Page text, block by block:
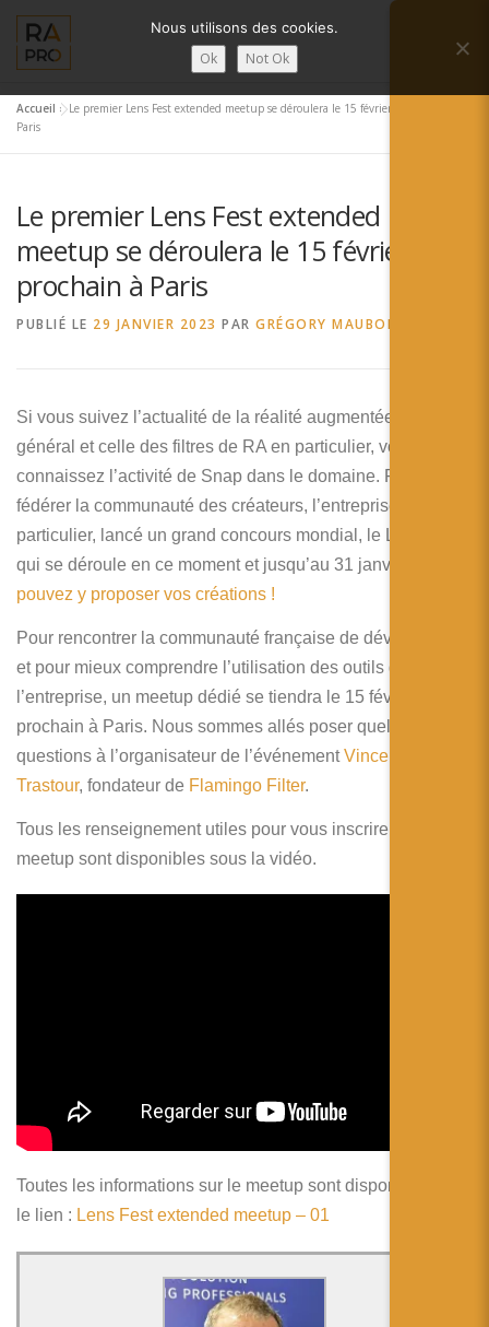
contenu
Menu
LA RÉALITÉ AUGMENTÉE ?
SERVICES RA’PRO ACTUALITÉ DE LA RA
CONTACTS FRANÇAIS
Deutsch
日本語
Español
Accueil »Le premier Lens Fest extended meetup se déroulera le 15 février prochain à
Paris
Le premier Lens Fest extended
meetup se déroulera le 15 février
prochain à Paris
PUBLIÉ LE 29 JANVIER 2023 PAR GRÉGORY MAUBON
Si vous suivez l’actualité de la réalité augmentée en
général et celle des filtres de RA en particulier, vous
connaissez l’activité de Snap dans le domaine. Pour
fédérer la communauté des créateurs, l’entreprise a, en
particulier, lancé un grand concours mondial, le Lensathon
qui se déroule en ce moment et jusqu’au 31 janvier.
pouvez y proposer vos créations !
Pour rencontrer la communauté française de développeurs
et pour mieux comprendre l’utilisation des outils de
l’entreprise, un meetup dédié se tiendra le 15 février
prochain à Paris. Nous sommes allés poser quelques
questions à l’organisateur de l’événementVincent
Trastour, fondateur de Flamingo Filter.
Tous les renseignement utiles pour vous inscrire à ce
meetup sont disponibles sous la vidéo.
Toutes les informations sur le meetup sont disponibles sur
le lien : Lens Fest extended meetup – 01
Nous utilisons des cookies.
Ok Not Ok